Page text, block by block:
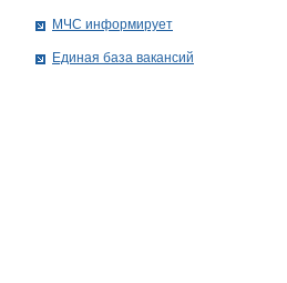
МЧС информирует
Единая база вакансий